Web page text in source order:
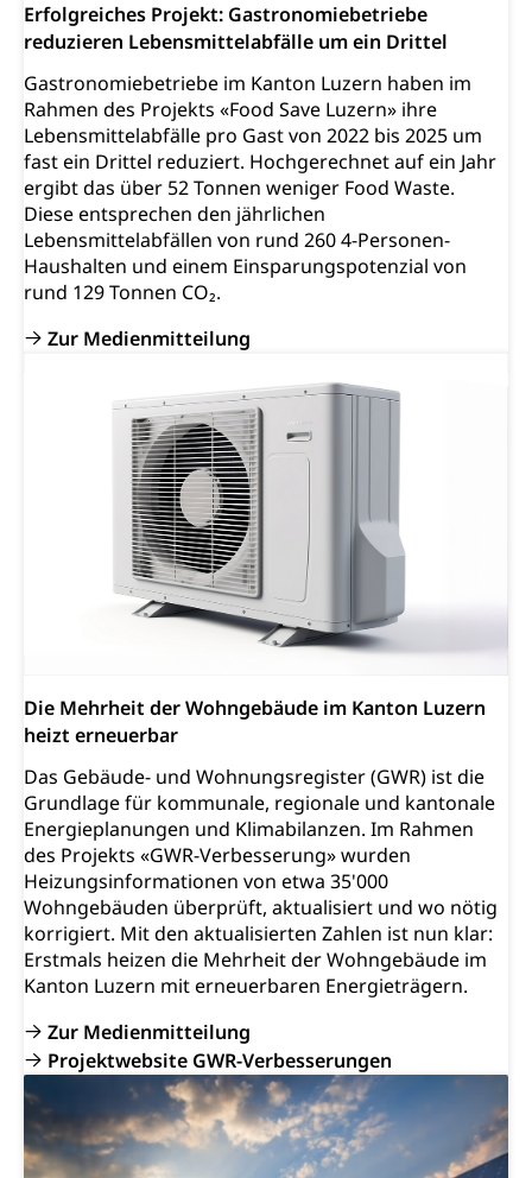
Erfolgreiches Projekt: Gastronomiebetriebe
reduzieren Lebensmittelabfälle um ein Drittel
Gastronomiebetriebe im Kanton Luzern haben im
Rahmen des Projekts «Food Save Luzern» ihre
Lebensmittelabfälle pro Gast von 2022 bis 2025 um
fast ein Drittel reduziert. Hochgerechnet auf ein Jahr
ergibt das über 52 Tonnen weniger Food Waste.
Diese entsprechen den jährlichen
Lebensmittelabfällen von rund 260 4-Personen-
Haushalten und einem Einsparungspotenzial von
rund 129 Tonnen CO₂.
Zur Medienmitteilung
Die Mehrheit der Wohngebäude im Kanton Luzern
heizt erneuerbar
Das Gebäude- und Wohnungsregister (GWR) ist die
Grundlage für kommunale, regionale und kantonale
Energieplanungen und Klimabilanzen. Im Rahmen
des Projekts «GWR-Verbesserung» wurden
Heizungsinformationen von etwa 35'000
Wohngebäuden überprüft, aktualisiert und wo nötig
korrigiert. Mit den aktualisierten Zahlen ist nun klar:
Erstmals heizen die Mehrheit der Wohngebäude im
Kanton Luzern mit erneuerbaren Energieträgern.
Zur Medienmitteilung
Projektwebsite GWR-Verbesserungen